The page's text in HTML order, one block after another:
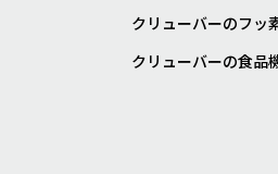
クリューバーのフッ
クリューバーの食品